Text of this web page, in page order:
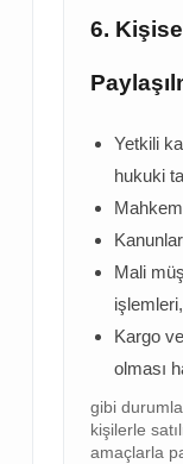
6.
Yetkili
hukuki
Mali
işlemleri,
Kargo
olması
gibi
kişilerle
amaçlarla